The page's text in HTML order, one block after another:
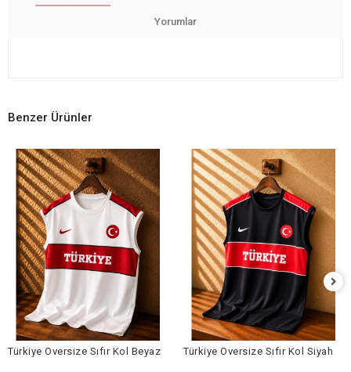
Yorumlar
Benzer Ürünler
Türkiye Oversize Sıfır Kol Beyaz Türkiye Oversize Sıfır Kol Siyah